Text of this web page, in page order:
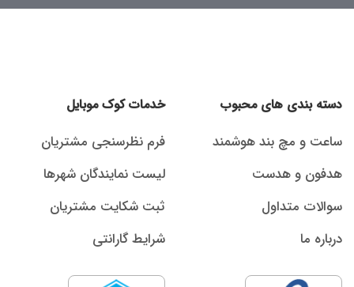
دسته بندی های محبوب
ساعت و مچ بند هوشمند
هدفون و هدست
سوالات متداول
درباره ما
خدمات کوک موبایل
فرم نظرسنجی مشتریان
لیست نمایندگان شهرها
ثبت شکایت مشتریان
شرایط گارانتی